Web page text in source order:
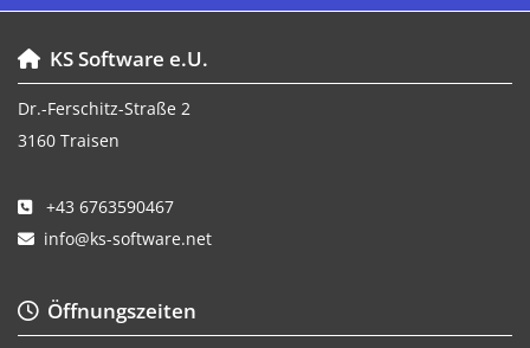
 KS Software e.U.
Dr.-Ferschitz-Straße 2
3160 Traisen
 +43 6763590467
 info@ks-software.net
Öffnungszeiten